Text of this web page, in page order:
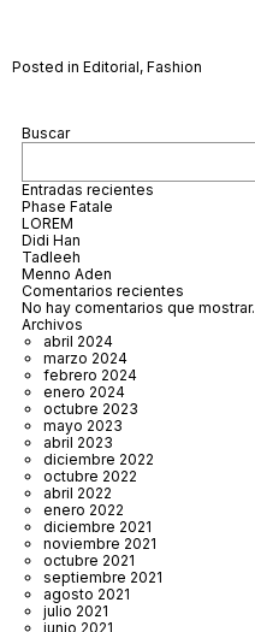
Posted in Editorial, Fashion
Buscar
Entradas recientes
Phase Fatale
LOREM
Didi Han
Tadleeh
Menno Aden
Comentarios recientes
No hay comentarios que mostrar.
Archivos
abril 2024
marzo 2024
febrero 2024
enero 2024
octubre 2023
mayo 2023
abril 2023
diciembre 2022
octubre 2022
abril 2022
enero 2022
diciembre 2021
noviembre 2021
octubre 2021
septiembre 2021
agosto 2021
julio 2021
junio 2021